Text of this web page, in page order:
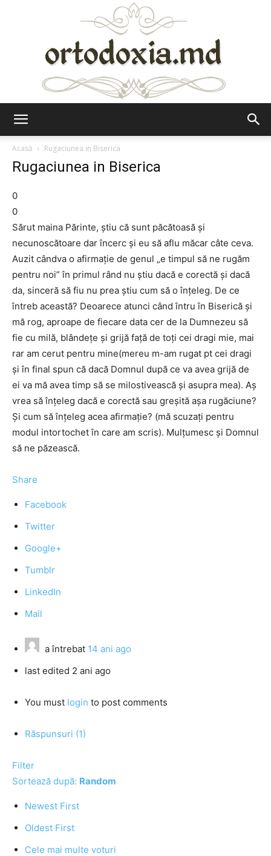
Acasă
Rugaciunea in Biserica
Rugaciunea in Biserica
0
0
Sărut maina Părinte, știu că sunt păcătoasă și
necunoscătoare dar încerc și eu să aflu măcar câte ceva.
Auzit cândva o afirmație de genul „e timpul să ne rugăm
pentru noi” în primul rând nu știu dacă e corectă și dacă
da, sinceră să fiu nu prea știu cum să o înțeleg. De ce
întreb această? Deoarece atunci când întru în Biserică și
mă rog, aproape de fiecare data cer de la Dumnezeu să
fie cu milă, blândețe și grijă față de toți cei dragi mie, mai
rar am cerut pentru mine(mereu m-am rugat pt cei dragi
și în final spun că dacă Domnul după ce va avea grijă de
ei va mă avea timp să se milostivească și asupra mea). Aș
vrea să înțeleg dacă e corectă sau greșită așa rugăciune?
Și cum să înțeleg acea afirmație? (mă scuzați pentru
modul intortochet în care am scris). Mulțumesc și Domnul
să ne păzească.
Share
Facebook
Twitter
Google+
Tumblr
LinkedIn
Mail
a întrebat 14 ani ago
last edited 2 ani ago
You must login to post comments
Răspunsuri (1)
Filter
Sortează după: Random
Newest First
Oldest First
Cele mai multe voturi